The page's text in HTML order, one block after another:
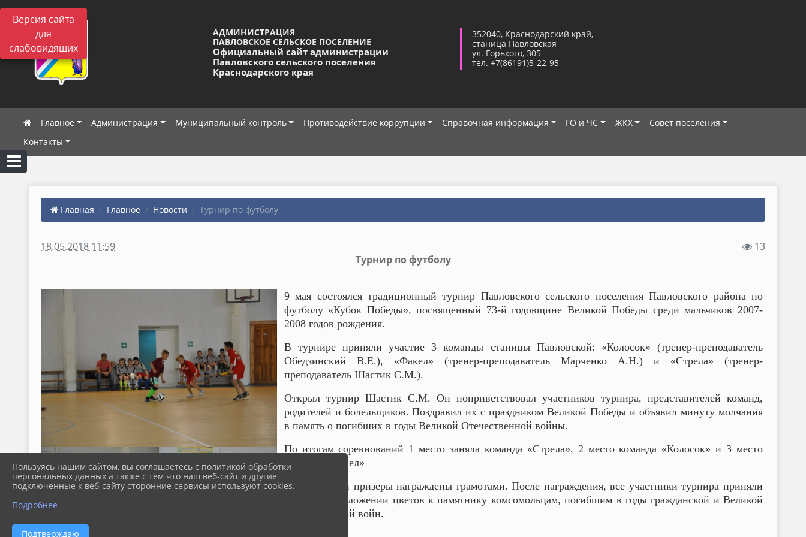
Версия сайта
для
слабовидящих
АДМИНИСТРАЦИЯ
ПАВЛОВСКОЕ СЕЛЬСКОЕ ПОСЕЛЕНИЕ
Официальный сайт администрации
Павловского сельского поселения
Краснодарского края
352040, Краснодарский край,
станица Павловская
ул. Горького, 305
тел. +7(86191)5-22-95
Главное Администрация Муниципальный контроль Противодействие коррупции Справочная информация ГО и ЧС ЖКХ
Совет поселения
Контакты
Главная Главное Новости Турнир по футболу
18.05.2018 11:59
13
Турнир по футболу
9 мая состоялся традиционный турнир Павловского сельского поселения Павловского района по
футболу «Кубок Победы», посвященный 73-й годовщине Великой Победы среди мальчиков 2007-
2008 годов рождения.
В турнире приняли участие 3 команды станицы Павловской: «Колосок» (тренер-преподаватель
Обедзинский В.Е.), «Факел» (тренер-преподаватель Марченко А.Н.) и «Стрела» (тренер-
преподаватель Шастик С.М.).
Открыл турнир Шастик С.М. Он поприветствовал участников турнира, представителей команд,
родителей и болельщиков. Поздравил их с праздником Великой Победы и объявил минуту молчания
в память о погибших в годы Великой Отечественной войны.
По итогам соревнований 1 место заняла команда «Стрела», 2 место команда «Колосок» и 3 место
команда «Факел»
Победители и призеры награждены грамотами. После награждения, все участники турнира приняли
участие в возложении цветов к памятнику комсомольцам, погибшим в годы гражданской и Великой
Отечественной войн.
Пользуясь нашим сайтом, вы соглашаетесь с политикой обработки
персональных данных а также с тем что наш веб-сайт и другие
подключенные к веб-сайту сторонние сервисы используют cookies.
Подробнее
Подтверждаю